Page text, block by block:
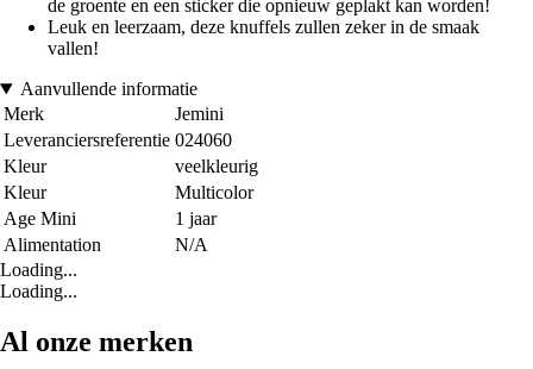
de groente en een sticker die opnieuw geplakt kan worden!
Leuk en leerzaam, deze knuffels zullen zeker in de smaak
vallen!
Aanvullende informatie
Merk
Jemini
Leveranciersreferentie 024060
Kleur
veelkleurig
Kleur
Multicolor
Age Mini
1 jaar
Alimentation
N/A
Loading...
Loading...
Al onze merken